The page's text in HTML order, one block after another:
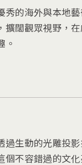
的海外與本地
闊觀眾視野，
。
生動的光雕投
不容錯過的文